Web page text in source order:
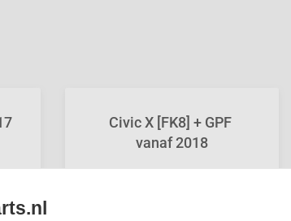
Civic X [FK8] + GPF
vanaf 2018